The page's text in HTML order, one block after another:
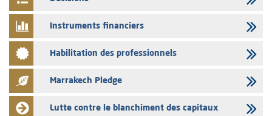
L’AMMC met sur son site internet les publications réalisées par les
03/08/2026
Liste des agréments et visas d'OPCVM accordés par l'AMMC pour le
mois de juillet 2026
03/08/2026
L' AMMC publie les indicateurs mensuels du marché des capitaux pour
le mois de Juin 2026
Instruments financiers
Habilitation des professionnels
Marrakech Pledge
Lutte contre le blanchiment des capitaux